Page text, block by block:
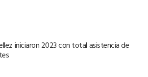
iniciaron 2023 con total asistencia de